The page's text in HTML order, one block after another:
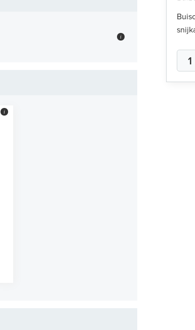
i
i